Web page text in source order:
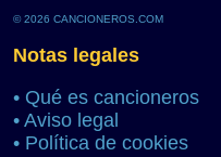
© 2026 CANCIONEROS.COM
Notas legales
• Qué es cancioneros
• Aviso legal
• Política de cookies